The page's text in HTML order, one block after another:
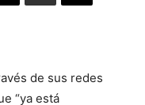
de sus redes
“ya está